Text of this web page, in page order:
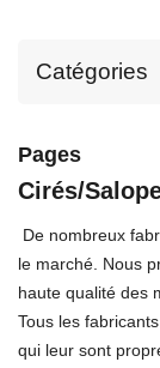
Catégories
Pages
Cirés/
De nombreux
le marché. Nous
haute qualité des
Tous les
qui leur sont